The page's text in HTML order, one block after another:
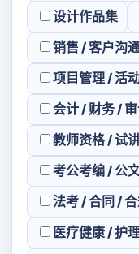
设计作品集
销售 / 客户沟
项目管理 / 活
会计 / 财务 /
教师资格 / 试
考公考编 / 公
法考 / 合同 /
医疗健康 / 护